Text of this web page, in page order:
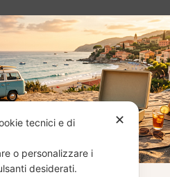
online?
i vinili usati
✕
tecnici e di
o personalizzare i
desiderati.